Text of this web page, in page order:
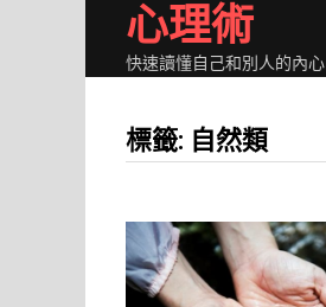
content
心理術
快速讀懂自己和別人的內心
標籤: 自然類